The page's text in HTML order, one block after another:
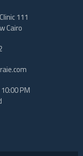
111
Cairo
PM